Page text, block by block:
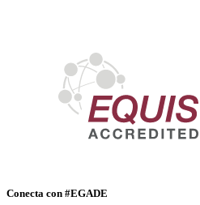
Conecta con #EGADE